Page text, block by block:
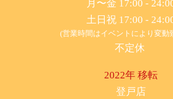
月〜金 17:00 -
土日祝 17:00 -
(営業時間はイベントにより変動
不定休
2022年 移転
​登戸店